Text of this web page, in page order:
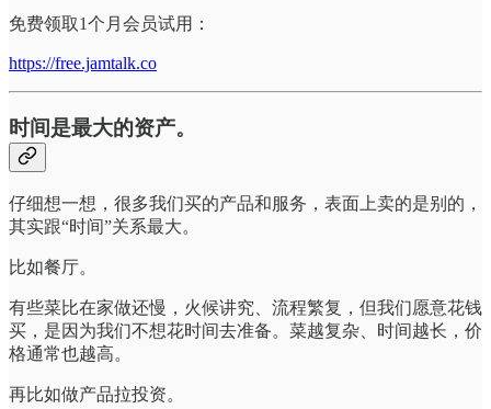
免费领取1个月会员试用：
https://free.jamtalk.co
时间是最大的资产。
仔细想一想，很多我们买的产品和服务，表面上卖的是别的，
其实跟“时间”关系最大。
比如餐厅。
有些菜比在家做还慢，火候讲究、流程繁复，但我们愿意花钱
买，是因为我们不想花时间去准备。菜越复杂、时间越长，价
格通常也越高。
再比如做产品拉投资。